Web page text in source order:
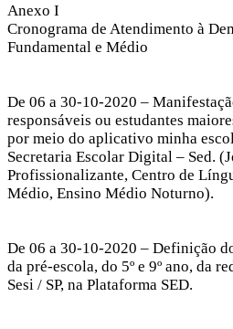
Anexo I
Cronograma de Atendimento à
Fundamental e Médio
De 06 a 30-10-2020 –
responsáveis ou estudantes
por meio do aplicativo minha
Secretaria Escolar Digital – Sed.
Profissionalizante, Centro de
Médio, Ensino Médio Noturno).
De 06 a 30-10-2020 – Definição
da pré-escola, do 5º e 9º ano, da
Sesi / SP, na Plataforma SED.